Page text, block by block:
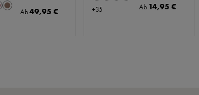
FeigeRegulärer Preis:
Ab49,95 €
+35 Regulärer Preis:
Ab 14,95 €